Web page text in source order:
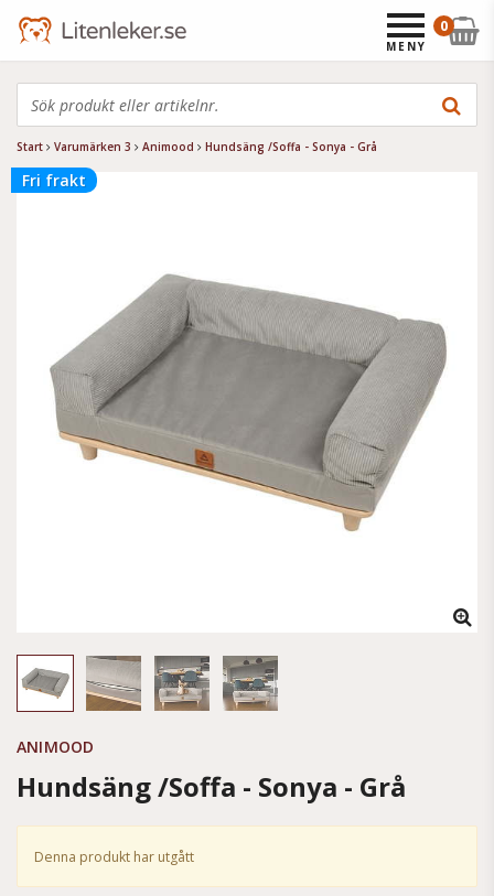
Start Varumärken 3 Animood Hundsäng /Soffa - Sonya - Grå
Fri frakt
ANIMOOD
Hundsäng /Soffa - Sonya - Grå
Denna produkt har utgått
0
MENY